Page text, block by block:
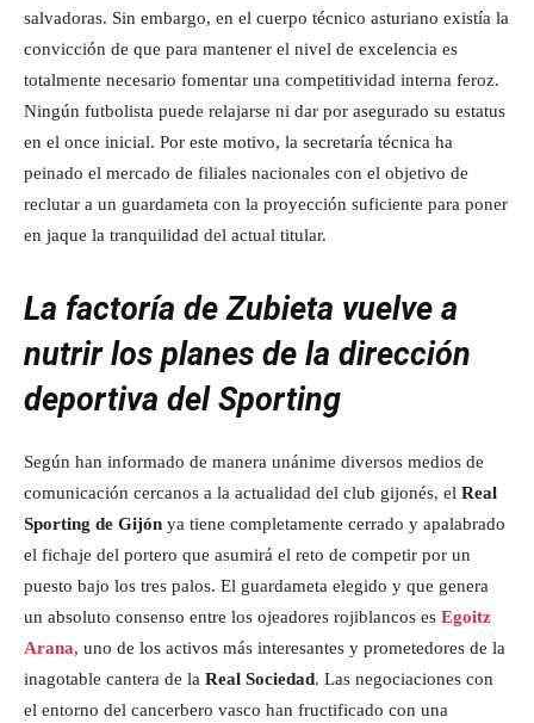
salvadoras. Sin embargo, en el cuerpo técnico asturiano existía la
convicción de que para mantener el nivel de excelencia es
totalmente necesario fomentar una competitividad interna feroz.
Ningún futbolista puede relajarse ni dar por asegurado su estatus
en el once inicial. Por este motivo, la secretaría técnica ha
peinado el mercado de filiales nacionales con el objetivo de
reclutar a un guardameta con la proyección suficiente para poner
en jaque la tranquilidad del actual titular.
La factoría de Zubieta vuelve a
nutrir los planes de la dirección
deportiva del Sporting
Según han informado de manera unánime diversos medios de
comunicación cercanos a la actualidad del club gijonés, el Real
Sporting de Gijón ya tiene completamente cerrado y apalabrado
el fichaje del portero que asumirá el reto de competir por un
puesto bajo los tres palos. El guardameta elegido y que genera
un absoluto consenso entre los ojeadores rojiblancos es Egoitz
Arana, uno de los activos más interesantes y prometedores de la
inagotable cantera de la Real Sociedad. Las negociaciones con
el entorno del cancerbero vasco han fructificado con una